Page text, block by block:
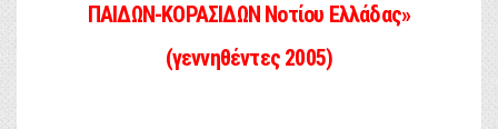
ΠΑΙΔΩΝ-ΚΟΡΑΣΙΔΩΝ Νοτίου Ελλάδας»
(γεννηθέντες 2005)